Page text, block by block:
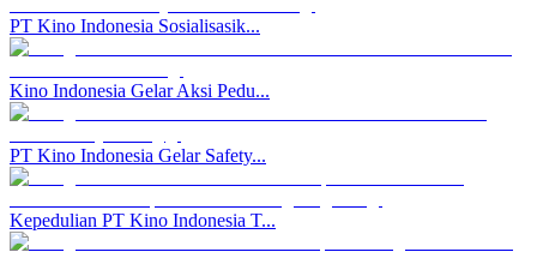
PT Kino Indonesia Sosialisasik...
Kino Indonesia Gelar Aksi Pedu...
PT Kino Indonesia Gelar Safety...
Kepedulian PT Kino Indonesia T...